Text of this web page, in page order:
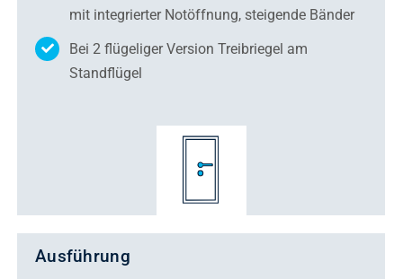
mit integrierter Notöffnung, steigende Bänder
Bei 2 flügeliger Version Treibriegel am
Standflügel
Ausführung